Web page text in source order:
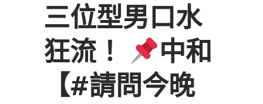
三位型男口水
狂流！
中和
【#請問今晚